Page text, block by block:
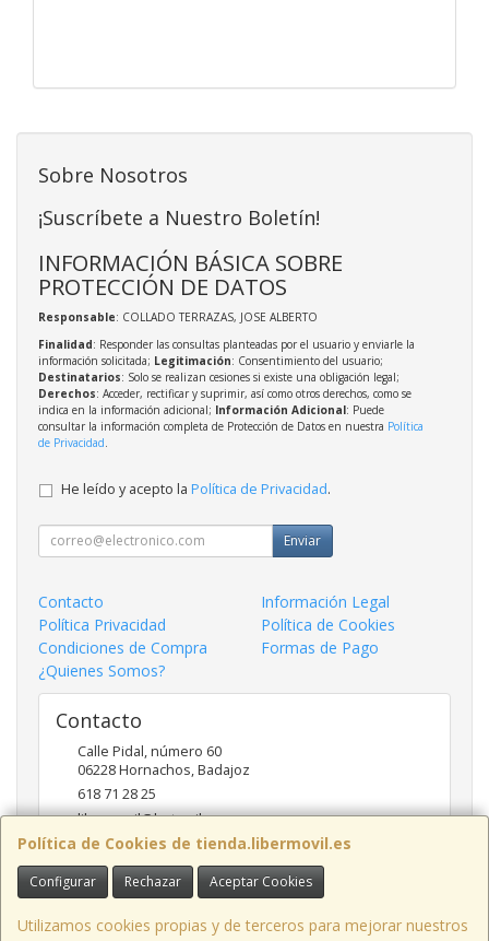
Política de Cookies de tienda.libermovil.es
Configurar Rechazar Aceptar Cookies
Utilizamos cookies propias y de terceros para mejorar nuestros
Sobre Nosotros
¡Suscríbete a Nuestro Boletín!
INFORMACIÓN BÁSICA SOBRE
PROTECCIÓN DE DATOS
Responsable: COLLADO TERRAZAS, JOSE ALBERTO
Finalidad: Responder las consultas planteadas por el usuario y enviarle la
información solicitada; Legitimación: Consentimiento del usuario;
Destinatarios: Solo se realizan cesiones si existe una obligación legal;
Derechos: Acceder, rectificar y suprimir, así como otros derechos, como se
indica en la información adicional; Información Adicional: Puede
consultar la información completa de Protección de Datos en nuestra Política
de Privacidad
He leído y acepto la Política de Privacidad.
Enviar
Contacto
Información Legal
Política Privacidad
Política de Cookies
Condiciones de Compra
Formas de Pago
¿Quienes Somos?
Contacto
Calle Pidal, número 60
06228Hornachos,Badajoz
618 71 28 25
libermovil@hotmail.com
Horario
De Lunes a Viernes 10:00 a 14:00 - 17;30 a 20;30